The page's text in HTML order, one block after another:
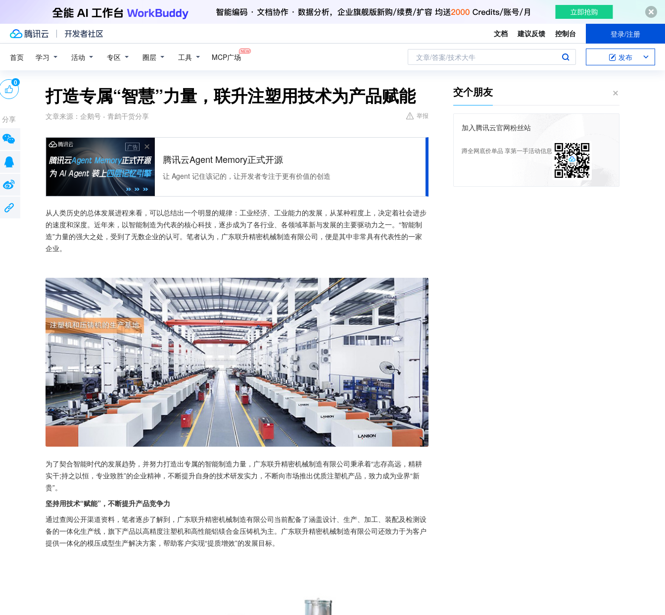
文档 建议反馈 控制台 登录/注册
首页 学习 活动 专区 圈层 工具 MCP广场 文章/答案/技术大牛 发布
打造专属“智慧”力量，联升注塑用技术为产品赋能
文章来源： 企鹅号 - 青鹧干货分享 举报
广告
腾讯云Agent Memory正式开源
让 Agent 记住该记的，让开发者专注于更有价值的创造
从人类历史的总体发展进程来看，可以总结出一个明显的规律：工业经济、工业能力的发展，从某种程度上，决定着社会进步
的速度和深度。近年来，以智能制造为代表的核心科技，逐步成为了各行业、各领域革新与发展的主要驱动力之一。“智能制
造”力量的强大之处，受到了无数企业的认可。笔者认为，广东联升精密机械制造有限公司，便是其中非常具有代表性的一家
企业。
为了契合智能时代的发展趋势，并努力打造出专属的智能制造力量，广东联升精密机械制造有限公司秉承着“志存高远，精耕
实干;持之以恒，专业致胜”的企业精神，不断提升自身的技术研发实力，不断向市场推出优质注塑机产品，致力成为业界“新
贵”。
坚持用技术“赋能”，不断提升产品竞争力
通过查阅公开渠道资料，笔者逐步了解到，广东联升精密机械制造有限公司当前配备了涵盖设计、生产、加工、装配及检测设
备的一体化生产线，旗下产品以高精度注塑机和高性能铝镁合金压铸机为主。广东联升精密机械制造有限公司还致力于为客户
提供一体化的模压成型生产解决方案，帮助客户实现“提质增效”的发展目标。
0
分享
交个朋友
加入腾讯云官网粉丝站
蹲全网底价单品 享第一手活动信息